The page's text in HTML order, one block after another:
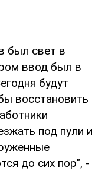
был свет в
ввод был в
будут
восстановить
под пули и
до сих пор", -